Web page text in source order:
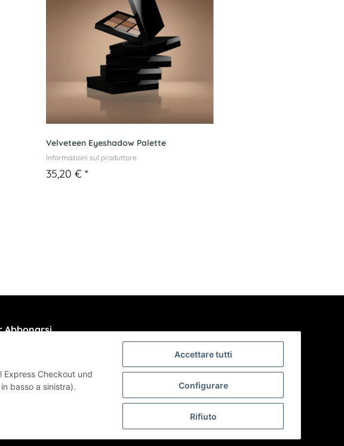
Velveteen Eyeshadow Palette
Informazioni sul produttore
35,20 € *
Abbonarsi
via e-mail, in conformità
politica sulla privacy
Checkout und
basso a sinistra).
Accettare tutti
Configurare
Rifiuto